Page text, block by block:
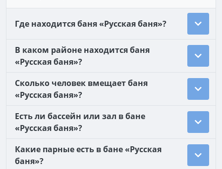
Где находится баня «Русская баня»?
В каком районе находится баня
«Русская баня»?
Сколько человек вмещает баня
«Русская баня»?
Есть ли бассейн или зал в бане
«Русская баня»?
Какие парные есть в бане «Русская
баня»?